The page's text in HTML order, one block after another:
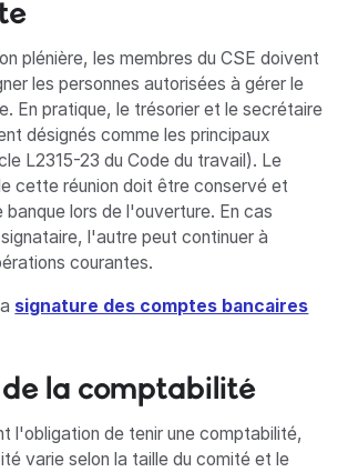
plénière, les membres du CSE doivent
les personnes autorisées à gérer le
En pratique, le trésorier et le secrétaire
désignés comme les principaux
L2315-23 du Code du travail). Le
cette réunion doit être conservé et
banque lors de l'ouverture. En cas
l'autre peut continuer à
courantes.
signature des comptes bancaires
la comptabilité
l'obligation de tenir une comptabilité,
varie selon la taille du comité et le